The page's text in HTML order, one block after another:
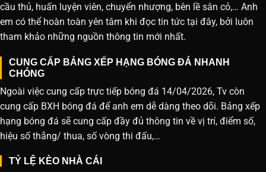
cầu thủ, huấn luyện viên, chuyển nhượng, bên lề sân cỏ,… Anh
em có thể hoàn toàn yên tâm khi đọc tin tức tại đây, bởi luôn
tham khảo những nguồn thông tin mới nhất.
CUNG CẤP BẢNG XẾP HẠNG BÓNG ĐÁ NHANH
CHÓNG
Ngoài việc cung cấp trực tiếp bóng đá 14/04/2026, Tv còn
cung cấp BXH bóng đá để anh em dễ dàng theo dõi. Bảng xếp
hạng bóng đá sẽ cung cấp đầy đủ thông tin về vị trí, điểm số,
hiệu số thắng/ thua, số vòng thi đấu,…
TỶ LỆ KÈO NHÀ CÁI